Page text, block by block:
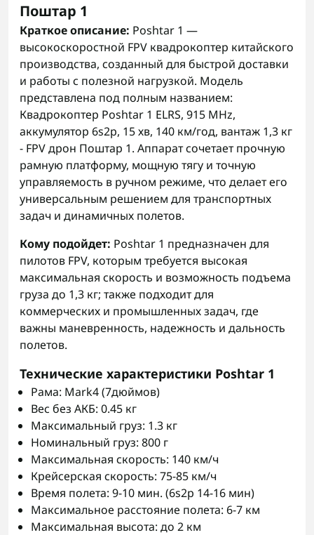
Поштар 1
Краткое описание: Poshtar 1 —
высокоскоростной FPV квадрокоптер китайского
производства, созданный для быстрой доставки
и работы с полезной нагрузкой. Модель
представлена под полным названием:
Квадрокоптер Poshtar 1 ELRS, 915 MHz,
аккумулятор 6s2p, 15 хв, 140 км/год, вантаж 1,3 кг
- FPV дрон Поштар 1. Аппарат сочетает прочную
рамную платформу, мощную тягу и точную
управляемость в ручном режиме, что делает его
универсальным решением для транспортных
задач и динамичных полетов.
Кому подойдет: Poshtar 1 предназначен для
пилотов FPV, которым требуется высокая
максимальная скорость и возможность подъема
груза до 1,3 кг; также подходит для
коммерческих и промышленных задач, где
важны маневренность, надежность и дальность
полетов.
Технические характеристики Poshtar 1
Рама: Mark4 (7дюймов)
Вес без АКБ: 0.45 кг
Максимальный груз: 1.3 кг
Номинальный груз: 800 г
Максимальная скорость: 140 км/ч
Крейсерская скорость: 75-85 км/ч
Время полета: 9-10 мин. (6s2p 14-16 мин)
Максимальное расстояние полета: 6-7 км
Максимальная высота: до 2 км